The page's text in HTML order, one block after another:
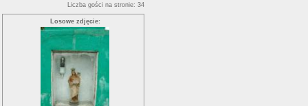
Liczba gości na stronie: 34
Losowe zdjęcie: